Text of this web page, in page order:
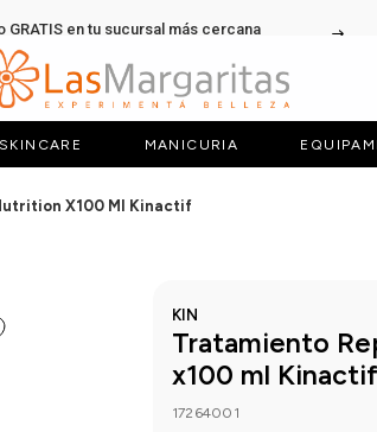
GRATIS en tu sucursal más cercana
SKINCARE MANICURIA
X100 Ml Kinactif
KIN
Tratamiento
x100 ml Kinactif
17264001